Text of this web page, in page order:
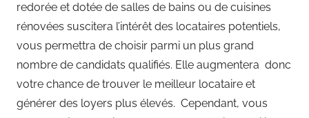
redorée et dotée de salles de bains ou de cuisines
rénovées suscitera l’intérêt des locataires potentiels,
vous permettra de choisir parmi un plus grand
nombre de candidats qualifiés. Elle augmentera donc
votre chance de trouver le meilleur locataire et
générer des loyers plus élevés. Cependant, vous